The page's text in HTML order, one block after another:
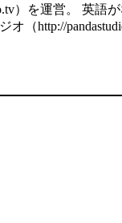
）を運営。 英語
（http://